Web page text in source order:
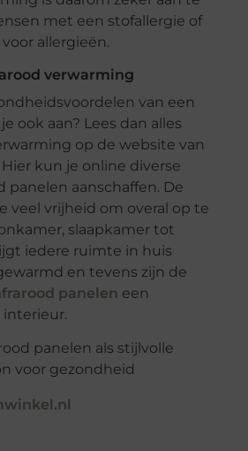
met een stofallergie of
allergieën.
verwarming
van een
ook aan? Lees dan alles
op de website van
kun je online diverse
panelen aanschaffen. De
veel vrijheid om overal op te
slaapkamer tot
iedere ruimte in huis
en tevens zijn de
panelen een
interieur.